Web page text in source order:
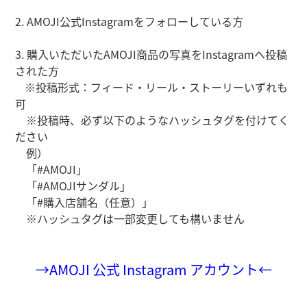
2. AMOJI公式Instagramをフォローしている方
3. 購入いただいたAMOJI商品の写真をInstagramへ投稿
された方
※投稿形式：フィード・リール・ストーリーいずれも
可
※投稿時、必ず以下のようなハッシュタグを付けてく
ださい
例）
「#AMOJI」
「#AMOJIサンダル」
「#購入店舗名（任意）」
※ハッシュタグは一部変更しても構いません
→AMOJI 公式 Instagram アカウント←